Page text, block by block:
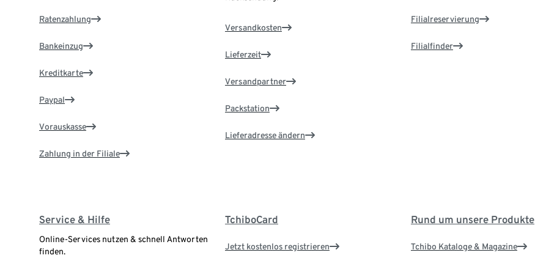
Ratenzahlung
Bankeinzug
Kreditkarte
Paypal
Vorauskasse
Zahlung in der Filiale
Versandkosten
Lieferzeit
Versandpartner
Packstation
Lieferadresse ändern
Filialreservierung
Filialfinder
Service & Hilfe
Online-Services nutzen & schnell Antworten
finden.
TchiboCard
Jetzt kostenlos registrieren
Rund um unsere Produkte
Tchibo Kataloge & Magazine